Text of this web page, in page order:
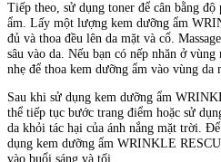
Tiếp theo, sử dụng toner để cân bằng
ẩm. Lấy một lượng kem dưỡng ẩm
đủ và thoa đều lên da mặt và cổ.
sâu vào da. Nếu bạn có nếp nhăn ở
nhẹ để thoa kem dưỡng ẩm vào vùng da
Sau khi sử dụng kem dưỡng ẩm
thể tiếp tục bước trang điểm hoặc sử
da khỏi tác hại của ánh nắng mặt trời.
dụng kem dưỡng ẩm WRINKLE
vào buổi sáng và tối.